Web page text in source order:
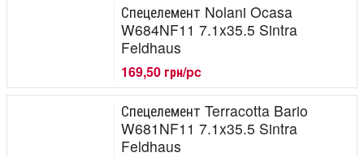
Спецелемент Nolani Ocasa
W684NF11 7.1x35.5 Sintra
Feldhaus
169,50 грн/pc
Спецелемент Terracotta Bario
W681NF11 7.1x35.5 Sintra
Feldhaus